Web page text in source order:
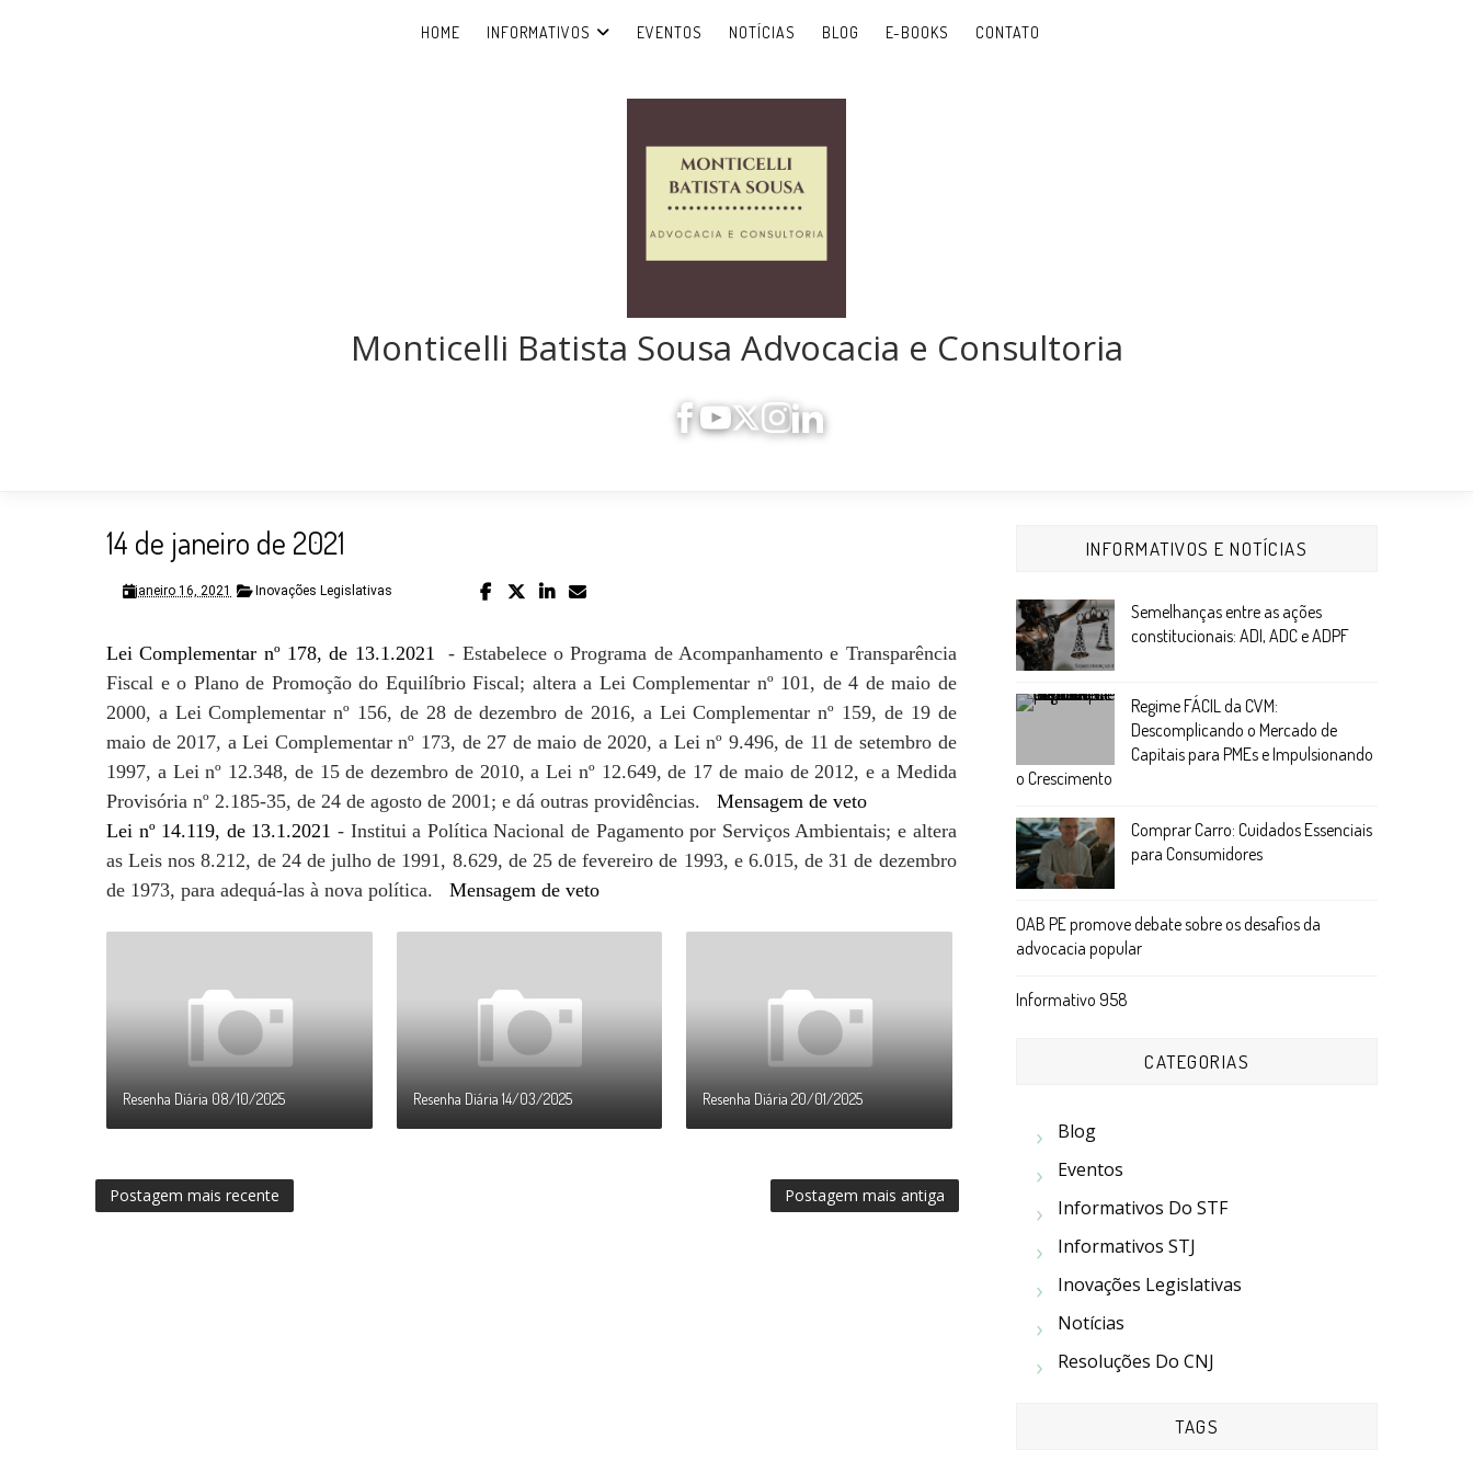
HOME INFORMATIVOS EVENTOS NOTÍCIAS BLOG E-BOOKS CONTATO
Monticelli Batista Sousa Advocacia e Consultoria
14 de janeiro de 2021
janeiro 16, 2021 Inovações Legislativas
Lei Complementar nº 178, de 13.1.2021 - Estabelece o Programa de Acompanhamento e Transparência
Fiscal e o Plano de Promoção do Equilíbrio Fiscal; altera a Lei Complementar nº 101, de 4 de maio de
2000, a Lei Complementar nº 156, de 28 de dezembro de 2016, a Lei Complementar nº 159, de 19 de
maio de 2017, a Lei Complementar nº 173, de 27 de maio de 2020, a Lei nº 9.496, de 11 de setembro de
1997, a Lei nº 12.348, de 15 de dezembro de 2010, a Lei nº 12.649, de 17 de maio de 2012, e a Medida
Provisória nº 2.185-35, de 24 de agosto de 2001; e dá outras providências. Mensagem de veto
Lei nº 14.119, de 13.1.2021 - Institui a Política Nacional de Pagamento por Serviços Ambientais; e altera
as Leis nos 8.212, de 24 de julho de 1991, 8.629, de 25 de fevereiro de 1993, e 6.015, de 31 de dezembro
de 1973, para adequá-las à nova política. Mensagem de veto
Resenha Diária 08/10/2025 Resenha Diária 14/03/2025 Resenha Diária 20/01/2025
Postagem mais recente Postagem mais antiga
INFORMATIVOS E NOTÍCIAS
Semelhanças entre as ações
constitucionais: ADI, ADC e ADPF
Regime FÁCIL da CVM:
Descomplicando o Mercado de
Capitais para PMEs e Impulsionando
o Crescimento
Comprar Carro: Cuidados Essenciais
para Consumidores
OAB PE promove debate sobre os desafios da
advocacia popular
Informativo 958
CATEGORIAS
Blog
Eventos
Informativos Do STF
Informativos STJ
Inovações Legislativas
Notícias
Resoluções Do CNJ
TAGS